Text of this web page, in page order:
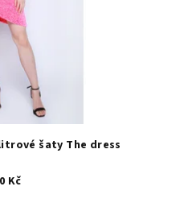
šaty The dress
Kč